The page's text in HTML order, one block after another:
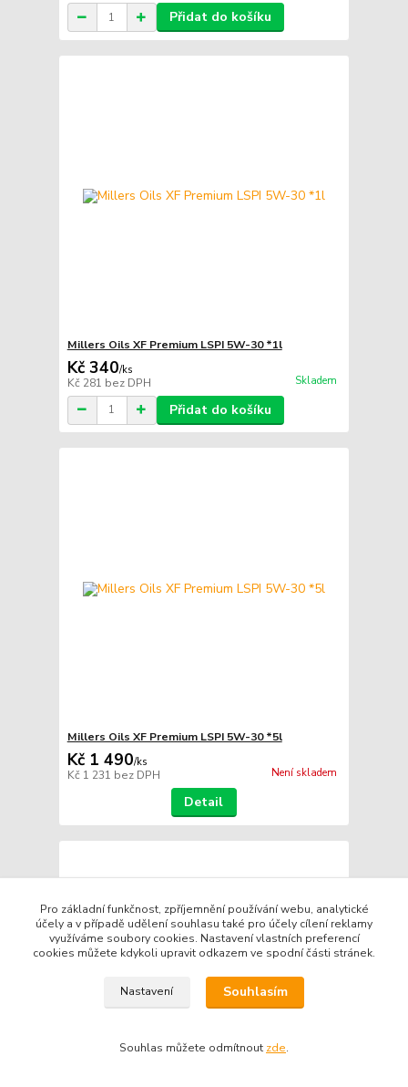
Přidat do košíku
Millers Oils XF Premium LSPI 5W-30 *1l
Kč 340/ks
Kč 281 bez DPH Skladem
Přidat do košíku
Millers Oils XF Premium LSPI 5W-30 *5l
Kč 1 490/ks
Kč 1 231 bez DPH Není skladem
Detail
Pro základní funkčnost, zpříjemnění používání webu, analytické
účely a v případě udělení souhlasu také pro účely cílení reklamy
využíváme soubory cookies. Nastavení vlastních preferencí
cookies můžete kdykoli upravit odkazem ve spodní části stránek.
Nastavení Souhlasím
Souhlas můžete odmítnout zde.